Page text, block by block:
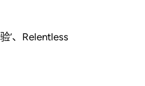
’、Relentless